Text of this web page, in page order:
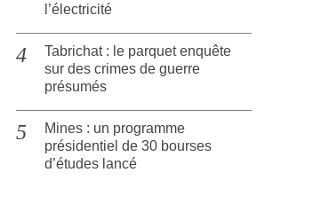
l’électricité
Tabrichat : le parquet enquête
sur des crimes de guerre
présumés
Mines : un programme
présidentiel de 30 bourses
d’études lancé